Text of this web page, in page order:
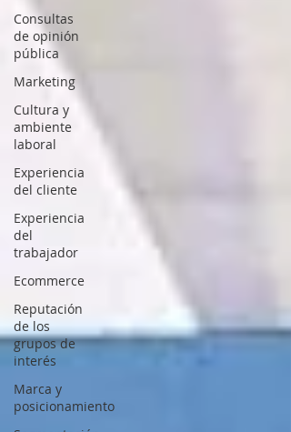
Consultas
de opinión
pública
Marketing
Cultura y
ambiente
laboral
Experiencia
del cliente
Experiencia
del
trabajador
Ecommerce
Reputación
de los
grupos de
interés
Marca y
posicionamiento